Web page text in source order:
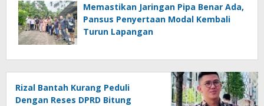
Memastikan Jaringan Pipa Benar Ada,
Pansus Penyertaan Modal Kembali
Turun Lapangan
Rizal Bantah Kurang Peduli
Dengan Reses DPRD Bitung